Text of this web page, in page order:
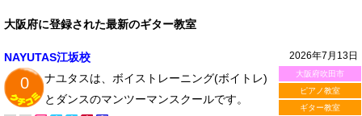
大阪府に登録された最新のギター教室
2026年7月13日
大阪府吹田市
ピアノ教室
ギター教室
NAYUTAS江坂校
0
ナユタスは、ボイストレーニング(ボイトレ)
とダンスのマンツーマンスクールです。